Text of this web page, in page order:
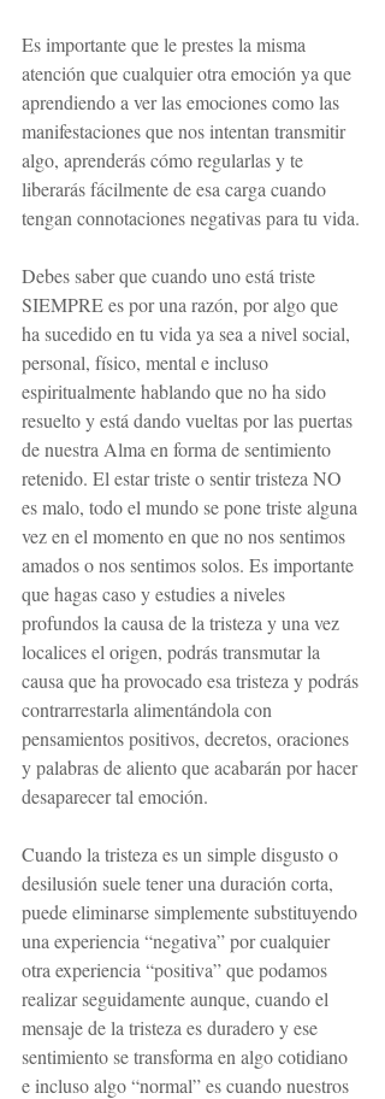
Es importante que le prestes la misma
atención que cualquier otra emoción ya que
aprendiendo a ver las emociones como las
manifestaciones que nos intentan transmitir
algo, aprenderás cómo regularlas y te
liberarás fácilmente de esa carga cuando
tengan connotaciones negativas para tu vida.
Debes saber que cuando uno está triste
SIEMPRE es por una razón, por algo que
ha sucedido en tu vida ya sea a nivel social,
personal, físico, mental e incluso
espiritualmente hablando que no ha sido
resuelto y está dando vueltas por las puertas
de nuestra Alma en forma de sentimiento
retenido. El estar triste o sentir tristeza NO
es malo, todo el mundo se pone triste alguna
vez en el momento en que no nos sentimos
amados o nos sentimos solos. Es importante
que hagas caso y estudies a niveles
profundos la causa de la tristeza y una vez
localices el origen, podrás transmutar la
causa que ha provocado esa tristeza y podrás
contrarrestarla alimentándola con
pensamientos positivos, decretos, oraciones
y palabras de aliento que acabarán por hacer
desaparecer tal emoción.
Cuando la tristeza es un simple disgusto o
desilusión suele tener una duración corta,
puede eliminarse simplemente substituyendo
una experiencia “negativa” por cualquier
otra experiencia “positiva” que podamos
realizar seguidamente aunque, cuando el
mensaje de la tristeza es duradero y ese
sentimiento se transforma en algo cotidiano
e incluso algo “normal” es cuando nuestros